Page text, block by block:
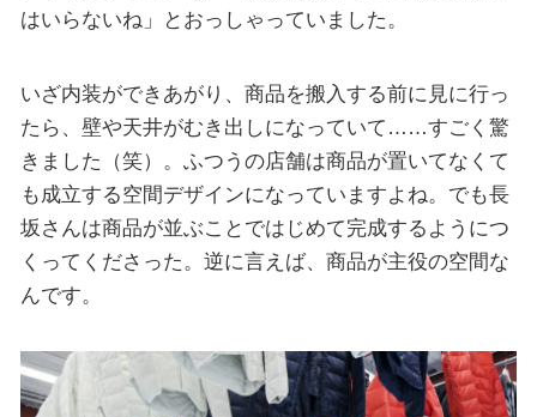
はいらないね」とおっしゃっていました。
いざ内装ができあがり、商品を搬入する前に見に行っ
たら、壁や天井がむき出しになっていて……すごく驚
きました（笑）。ふつうの店舗は商品が置いてなくて
も成立する空間デザインになっていますよね。でも長
坂さんは商品が並ぶことではじめて完成するようにつ
くってくださった。逆に言えば、商品が主役の空間な
んです。